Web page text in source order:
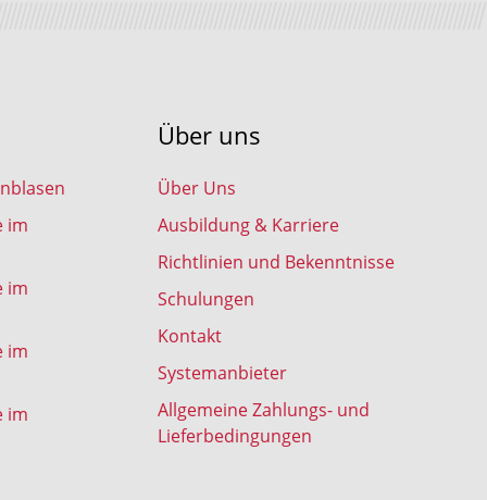
im
im
im
im
Über uns
Über Uns
Ausbildung & Karriere
Richtlinien und Bekenntnisse
Schulungen
Kontakt
Systemanbieter
Allgemeine Zahlungs- und
Lieferbedingungen